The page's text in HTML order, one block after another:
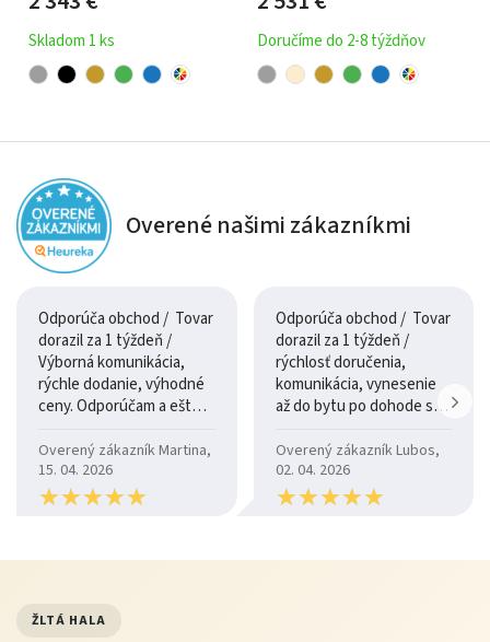
Povrch a dizajn
menších priestorov bez vizuálneho preťaženia.
Čalúnený povrch je príjemný na dotyk a zároveň praktický
na bežnú údržbu, čo je dôležité pri každodennom
používaní.
Údržba
pravidelne vysávajte povrch jemným nadstavcom
čistite mäkkou handričkou alebo jemnou hubkou
používajte šetrné čistiace prostriedky na čalúnený
nábytok
chráňte pred dlhodobým priamym slnečným žiarením
TAVOLA rozkladacia
Skladom 1 ks
TAVOLA MINI
Doručíme do 2-8 týždňov
Overené našimi zákazníkmi
Odporúča obchod / Tovar
dorazil za 1 týždeň /
Výborná komunikácia,
rýchle dodanie, výhodné
ceny. Odporúčam a ešte
Overený zákazník Martina,
15. 04. 2026
★★★★★
★★★★★
Odporúča obchod / Tovar
dorazil za 1 týždeň /
rýchlosť doručenia,
komunikácia, vynesenie
až do bytu po dohode so
Overený zákazník Lubos,
02. 04. 2026
★★★★★
★★★★★
ŽLTÁ HALA